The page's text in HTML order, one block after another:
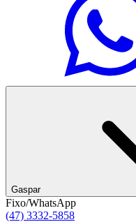
Gaspar
Fixo/WhatsApp
(47) 3332-5858